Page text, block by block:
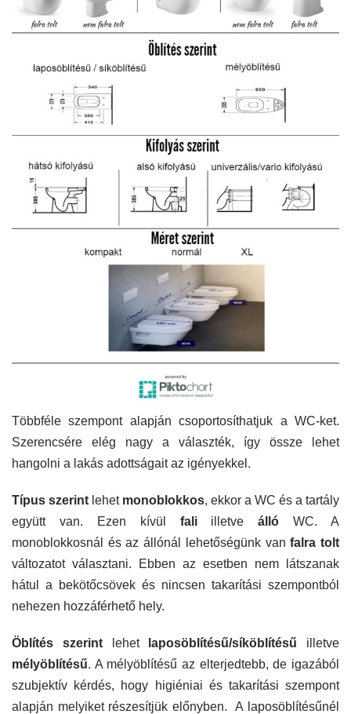
Többféle szempont alapján csoportosíthatjuk a WC-ket.
Szerencsére elég nagy a választék, így össze lehet
hangolni a lakás adottságait az igényekkel.
Típus szerint lehet monoblokkos, ekkor a WC és a tartály
együtt van. Ezen kívül faliilletveálló WC. A
monoblokkosnál és az állónál lehetőségünk vanfalra tolt
változatot választani. Ebben az esetben nem látszanak
hátul a bekötőcsövek és nincsen takarítási szempontból
nehezen hozzáférhető hely.
Öblítés szerintlehetlaposöblítésű/síköblítésű illetve
mélyöblítésű. A mélyöblítésű az elterjedtebb, de igazából
szubjektív kérdés, hogy higiéniai és takarítási szempont
alapján melyiket részesítjük előnyben. A laposöblítésűnél